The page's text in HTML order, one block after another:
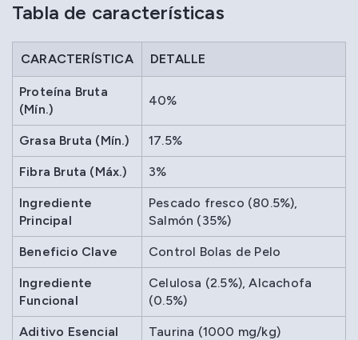
Tabla de características
CARACTERÍSTICA DETALLE
Proteína Bruta
(Mín.)
40%
Grasa Bruta (Mín.) 17.5%
Fibra Bruta (Máx.) 3%
Ingrediente
Principal
Pescado fresco (80.5%),
Salmón (35%)
Beneficio Clave Control Bolas de Pelo
Ingrediente
Funcional
Celulosa (2.5%), Alcachofa
(0.5%)
Aditivo Esencial Taurina (1000 mg/kg)